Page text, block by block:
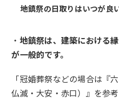
地鎮祭の日取りはいつが良
・ 地鎮祭は、建築における
が一般的です。
「冠婚葬祭などの場合は『
仏滅・大安・赤口）』を参